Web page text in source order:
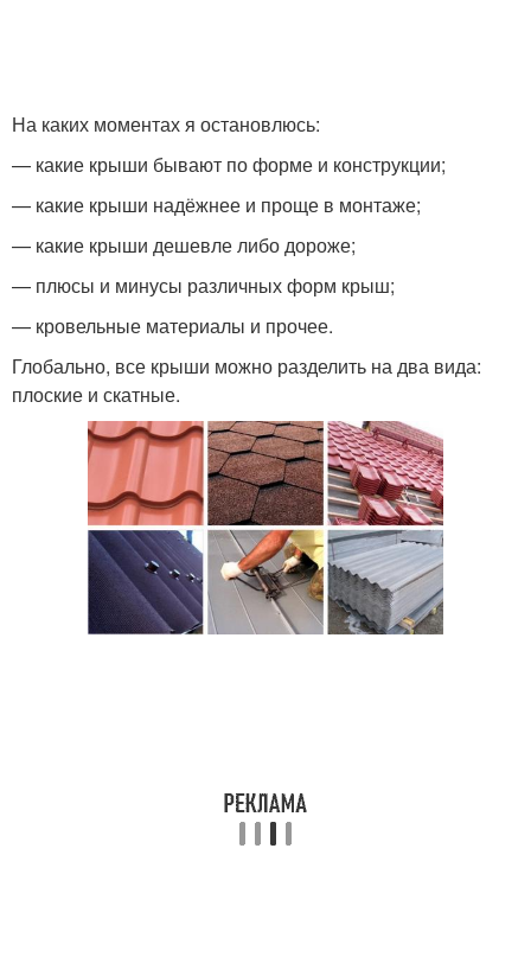
На каких моментах я остановлюсь:
— какие крыши бывают по форме и конструкции;
— какие крыши надёжнее и проще в монтаже;
— какие крыши дешевле либо дороже;
— плюсы и минусы различных форм крыш;
— кровельные материалы и прочее.
Глобально, все крыши можно разделить на два вида:
плоские и скатные.